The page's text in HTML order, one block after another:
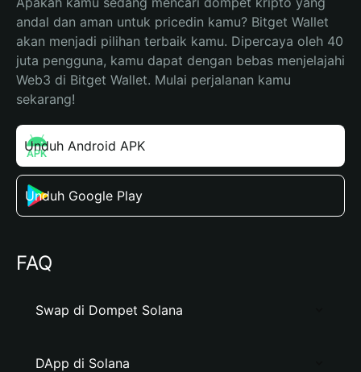
andal dan aman untuk pricedin kamu? Bitget Wallet
akan menjadi pilihan terbaik kamu. Dipercaya oleh 40
juta pengguna, kamu dapat dengan bebas menjelajahi
Web3 di Bitget Wallet. Mulai perjalanan kamu
sekarang!
Unduh Android APK
Unduh Google Play
FAQ
Swap di Dompet Solana
DApp di Solana